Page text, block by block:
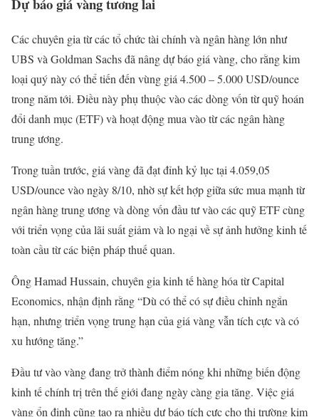
Các chuyên gia từ các tổ chức tài chính và ngân hàng lớn như
UBS và Goldman Sachs đã nâng dự báo giá vàng, cho rằng kim
loại quý này có thể tiến đến vùng giá 4.500 – 5.000 USD/ounce
trong năm tới. Điều này phụ thuộc vào các dòng vốn từ quỹ hoán
đổi danh mục (ETF) và hoạt động mua vào từ các ngân hàng
trung ương.
Trong tuần trước, giá vàng đã đạt đỉnh kỷ lục tại 4.059,05
USD/ounce vào ngày 8/10, nhờ sự kết hợp giữa sức mua mạnh từ
ngân hàng trung ương và dòng vốn đầu tư vào các quỹ ETF cùng
với triển vọng của lãi suất giảm và lo ngại về sự ảnh hưởng kinh tế
toàn cầu từ các biện pháp thuế quan.
Ông Hamad Hussain, chuyên gia kinh tế hàng hóa từ Capital
Economics, nhận định rằng “Dù có thể có sự điều chỉnh ngắn
hạn, nhưng triển vọng trung hạn của giá vàng vẫn tích cực và có
xu hướng tăng.”
Đầu tư vào vàng đang trở thành điểm nóng khi những biến động
kinh tế chính trị trên thế giới đang ngày càng gia tăng. Việc giá
vàng ổn định cũng tạo ra nhiều dự báo tích cực cho thị trường kim